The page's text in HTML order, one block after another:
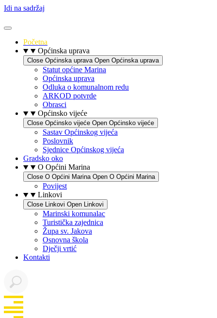
Idi na sadržaj
Početna
Općinska uprava
Close Općinska uprava Open Općinska uprava
Statut općine Marina
Općinska uprava
Odluka o komunalnom redu
ARKOD potvrde
Obrasci
Općinsko vijeće
Close Općinsko vijeće Open Općinsko vijeće
Sastav Općinskog vijeća
Poslovnik
Sjednice Općinskog vijeća
Gradsko oko
O Općini Marina
Close O Općini Marina Open O Općini Marina
Povijest
Linkovi
Close Linkovi Open Linkovi
Marinski komunalac
Turistička zajednica
Župa sv. Jakova
Osnovna škola
Dječji vrtić
Kontakti